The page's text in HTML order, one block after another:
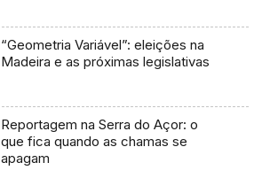
“Geometria Variável”: eleições na
Madeira e as próximas legislativas
Reportagem na Serra do Açor: o
que fica quando as chamas se
apagam